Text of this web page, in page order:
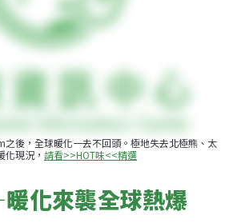
後，全球暖化一去不回頭。極地失去北極熊、太
現況， 請看>>HOT味<<精選
化來襲全球熱爆